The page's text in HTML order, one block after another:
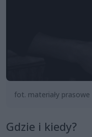
fot. materiały prasowe
Gdzie i kiedy?